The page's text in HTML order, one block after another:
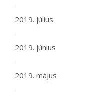
2019. július
2019. június
2019. május